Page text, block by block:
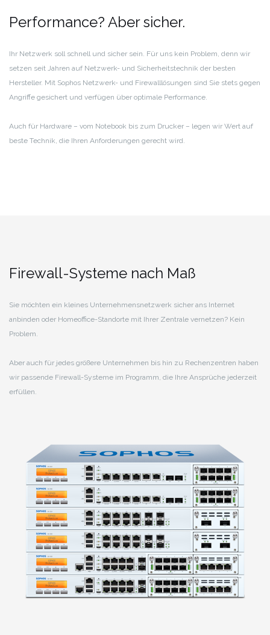
Performance? Aber sicher.
Ihr Netzwerk soll schnell und sicher sein. Für uns kein Problem, denn wir
setzen seit Jahren auf Netzwerk- und Sicherheitstechnik der besten
Hersteller. Mit Sophos Netzwerk- und Firewalllösungen sind Sie stets gegen
Angriffe gesichert und verfügen über optimale Performance.
Auch für Hardware – vom Notebook bis zum Drucker – legen wir Wert auf
beste Technik, die Ihren Anforderungen gerecht wird.
Firewall-Systeme nach Maß
Sie möchten ein kleines Unternehmensnetzwerk sicher ans Internet
anbinden oder Homeoffice-Standorte mit Ihrer Zentrale vernetzen? Kein
Problem.
Aber auch für jedes größere Unternehmen bis hin zu Rechenzentren haben
wir passende Firewall-Systeme im Programm, die Ihre Ansprüche jederzeit
erfüllen.